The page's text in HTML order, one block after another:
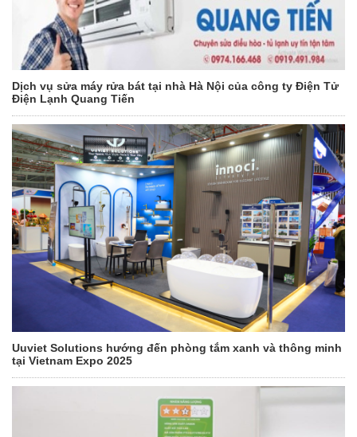
Dịch vụ sửa máy rửa bát tại nhà Hà Nội của công ty Điện Tử
Điện Lạnh Quang Tiến
Uuviet Solutions hướng đến phòng tắm xanh và thông minh
tại Vietnam Expo 2025